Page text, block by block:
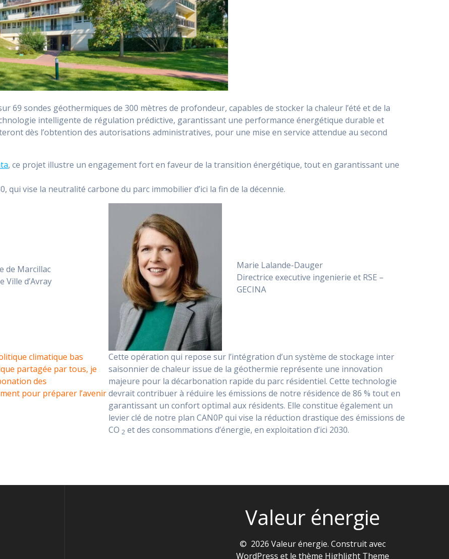
69 sondes géothermiques de 300 mètres de profondeur, capables de stocker la chaleur l’été et de la
intelligente de régulation prédictive, garantissant une performance énergétique durable et
dès l’obtention des autorisations administratives, pour une mise en service attendue au second
, ce projet illustre un engagement fort en faveur de la transition énergétique, tout en garantissant une
qui vise la neutralité carbone du parc immobilier d’ici la fin de la décennie.
de Marcillac
Ville d’Avray
Marie Lalande-Dauger
Directrice executive ingenierie et RSE –
GECINA
climatique bas
partagée par tous, je
des
pour préparer l’avenir
Cette opération qui repose sur l’intégration d’un système de stockage inter
saisonnier de chaleur issue de la géothermie représente une innovation
majeure pour la décarbonation rapide du parc résidentiel. Cette technologie
devrait contribuer à réduire les émissions de notre résidence de 86 % tout en
garantissant un confort optimal aux résidents. Elle constitue également un
levier clé de notre plan CAN0P qui vise la réduction drastique des émissions de
CO 2 et des consommations d’énergie, en exploitation d’ici 2030.
Valeur énergie
© 2026 Valeur énergie. Construit avec
WordPress et le thème Highlight Theme